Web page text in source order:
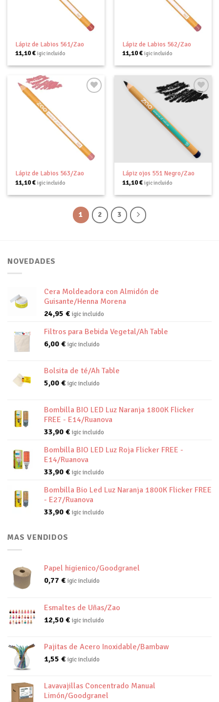
Lápiz de Labios 561/Zao
11,10€ igic incluido
Lápiz de Labios 562/Zao
11,10€ igic incluido
Lápiz de Labios 563/Zao
11,10€ igic incluido
Lápiz ojos 551 Negro/Zao
11,10€ igic incluido
1 2 3
NOVEDADES
Cera Moldeadora con Almidón de
Guisante/Henna Morena
24,95 € igic incluido
Filtros para Bebida Vegetal/Ah Table
6,00 € igic incluido
Bolsita de té/Ah Table
5,00 € igic incluido
Bombilla BIO LED Luz Naranja 1800K Flicker
FREE - E14/Ruanova
33,90 € igic incluido
Bombilla BIO LED Luz Roja Flicker FREE -
E14/Ruanova
33,90 € igic incluido
Bombilla Bio Led Luz Naranja 1800K Flicker FREE
- E27/Ruanova
33,90 € igic incluido
MAS VENDIDOS
Papel higienico/Goodgranel
0,77 € igic incluido
Esmaltes de Uñas/Zao
12,50 € igic incluido
Pajitas de Acero Inoxidable/Bambaw
1,55 € igic incluido
Lavavajillas Concentrado Manual
Limón/Goodgranel